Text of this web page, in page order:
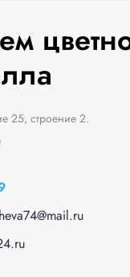
25, строение 2.